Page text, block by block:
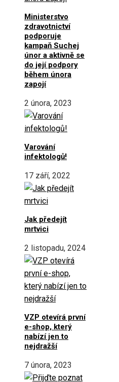
Ministerstvo
zdravotnictví
podporuje
kampaň Suchej
únor a aktivně se
do její podpory
během února
zapojí
2 února, 2023
Varování
infektologů!
17 září, 2022
Jak předejít
mrtvici
2 listopadu, 2024
VZP otevírá první
e-shop, který
nabízí jen to
nejdražší
7 února, 2023